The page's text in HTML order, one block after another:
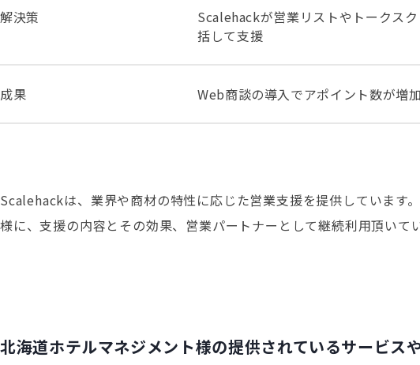
解決策
Scalehackが営業リストやトークス
括して支援
成果 Web商談の導入でアポイント数が増
Scalehackは、業界や商材の特性に応じた営業支援を提供していま
様に、支援の内容とその効果、営業パートナーとして継続利用頂いて
北海道ホテルマネジメント様の提供されているサービス